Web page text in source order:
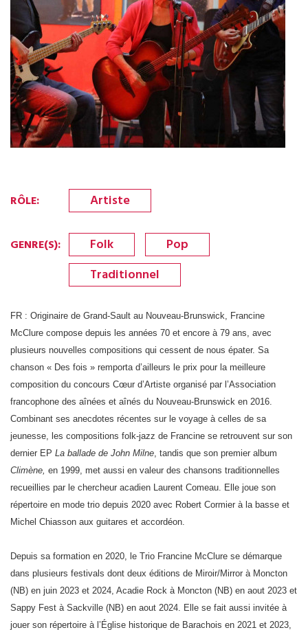
RÔLE: Artiste
GENRE(S): Folk
Pop
Traditionnel
FR : Originaire de Grand-Sault au Nouveau-Brunswick, Francine
McClure compose depuis les années 70 et encore à 79 ans, avec
plusieurs nouvelles compositions qui cessent de nous épater. Sa
chanson « Des fois » remporta d’ailleurs le prix pour la meilleure
composition du concours Cœur d’Artiste organisé par l’Association
francophone des aînées et aînés du Nouveau-Brunswick en 2016.
Combinant ses anecdotes récentes sur le voyage à celles de sa
jeunesse, les compositions folk-jazz de Francine se retrouvent sur son
dernier EP La ballade de John Milne, tandis que son premier album
Climène, en 1999, met aussi en valeur des chansons traditionnelles
recueillies par le chercheur acadien Laurent Comeau. Elle joue son
répertoire en mode trio depuis 2020 avec Robert Cormier à la basse et
Michel Chiasson aux guitares et accordéon.
Depuis sa formation en 2020, le Trio Francine McClure se démarque
dans plusieurs festivals dont deux éditions de Miroir/Mirror à Moncton
(NB) en juin 2023 et 2024, Acadie Rock à Moncton (NB) en aout 2023 et
Sappy Fest à Sackville (NB) en aout 2024. Elle se fait aussi invitée à
jouer son répertoire à l’Église historique de Barachois en 2021 et 2023,